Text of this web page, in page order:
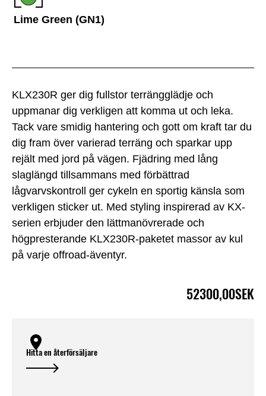
KLX230R ger dig fullstor terrängglädje och
uppmanar dig verkligen att komma ut och leka.
Tack vare smidig hantering och gott om kraft tar du
dig fram över varierad terräng och sparkar upp
rejält med jord på vägen. Fjädring med lång
slaglängd tillsammans med förbättrad
lågvarvskontroll ger cykeln en sportig känsla som
verkligen sticker ut. Med styling inspirerad av KX-
serien erbjuder den lättmanövrerade och
högpresterande KLX230R-paketet massor av kul
på varje offroad-äventyr.
52300,00SEK
Lime Green (GN1)
Hitta en återförsäljare